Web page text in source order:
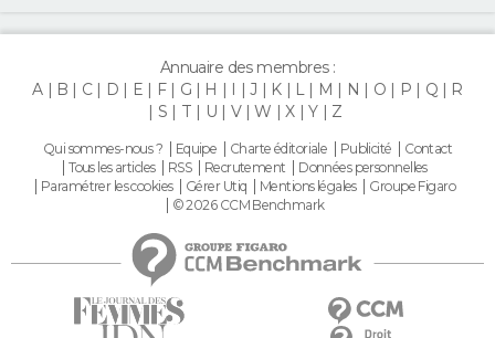
Annuaire des membres :
A
B C D E F G H J K L M N O P Q
R
S
T U V W X Y Z
Qui sommes-nous ? Equipe Charte éditoriale Publicité
Contact
Tous les articles
RSS Recrutement
Données personnelles
Paramétrer les cookies
Gérer Utiq Mentions légales
Groupe Figaro
© 2026 CCM Benchmark